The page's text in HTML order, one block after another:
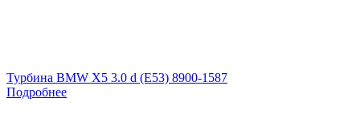
Турбина BMW X5 3.0 d (E53) 8900-1587
Подробнее